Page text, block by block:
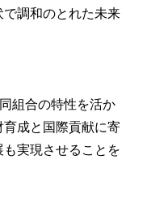
調和のとれた未来
組合の特性を活か
成と国際貢献に寄
実現させることを